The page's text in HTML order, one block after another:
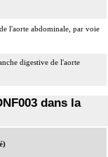
l'aorte abdominale, par voie
digestive de l'aorte
dans la